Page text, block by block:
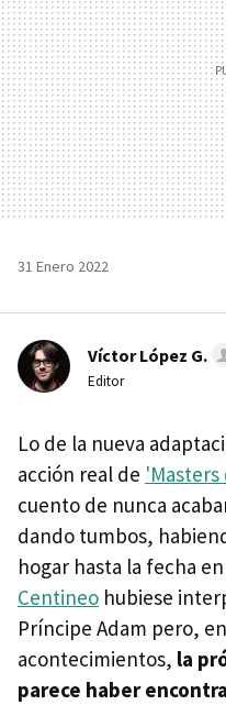
31 Enero 2022
Víctor López G.
Editor
Lo de la nueva
acción real de
cuento de nunca
dando tumbos,
hogar hasta la fecha
Centineo hubiese
Príncipe Adam pero,
acontecimientos, la
parece haber